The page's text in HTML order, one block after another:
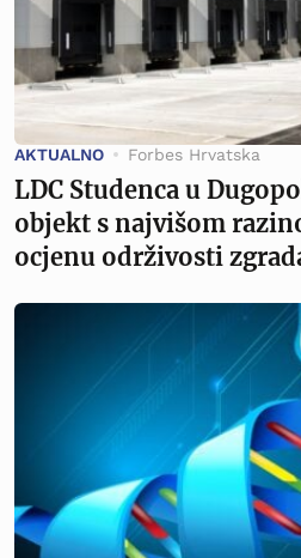
AKTUALNO Forbes Hrvatska
LDC Studenca u
objekt s najvišom
ocjenu održivosti